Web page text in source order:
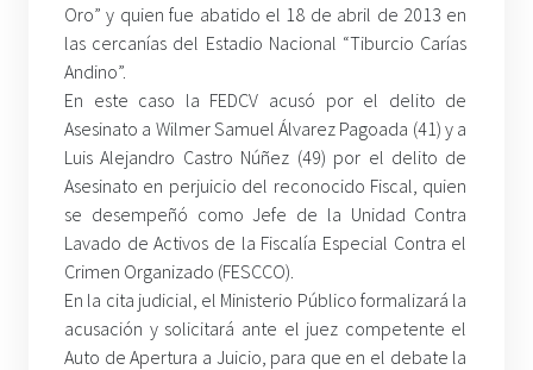
Oro” y quien fue abatido el 18 de abril de 2013 en
las cercanías del Estadio Nacional “Tiburcio Carías
Andino”.
En este caso la FEDCV acusó por el delito de
Asesinato a Wilmer Samuel Álvarez Pagoada (41) y a
Luis Alejandro Castro Núñez (49) por el delito de
Asesinato en perjuicio del reconocido Fiscal, quien
se desempeñó como Jefe de la Unidad Contra
Lavado de Activos de la Fiscalía Especial Contra el
Crimen Organizado (FESCCO).
En la cita judicial, el Ministerio Público formalizará la
acusación y solicitará ante el juez competente el
Auto de Apertura a Juicio, para que en el debate la